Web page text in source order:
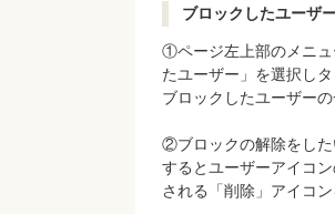
ブロックしたユーザ
①ページ左上部のメニュ
たユーザー」を選択しタ
ブロックしたユーザーの
②ブロックの解除をした
するとユーザーアイコ
される「削除」アイコ